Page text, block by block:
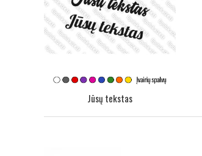
Jūsų tekstas